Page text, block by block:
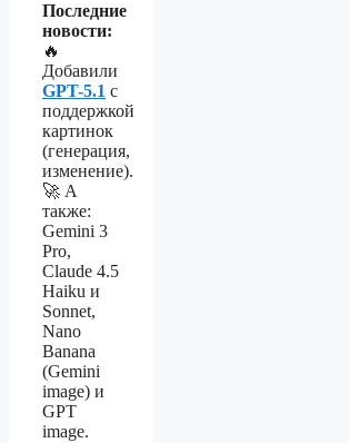
Последние
новости:
🔥
Добавили
GPT-5.1 с
поддержкой
картинок
(генерация,
изменение).
🚀 А
также:
Gemini 3
Pro,
Claude 4.5
Haiku и
Sonnet,
Nano
Banana
(Gemini
image) и
GPT
image.